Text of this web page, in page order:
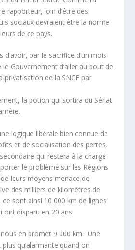
rapporteur, loin d’être des
sociaux devraient être la norme
de ce pays.
d’avoir, par le sacrifice d’un mois
Gouvernement d’aller au bout de
privatisation de la SNCF par
la potion qui sortira du Sénat
logique libérale bien connue de
et de socialisation des pertes,
qui restera à la charge
le problème sur les Régions
leurs moyens menace de
des milliers de kilomètres de
ce sont ainsi 10 000 km de lignes
ont disparu en 20 ans.
nous en promet 9 000 km. Une
qu’alarmante quand on